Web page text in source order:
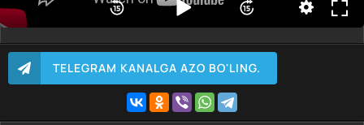
TELEGRAM KANALGA AZO BO'LING.